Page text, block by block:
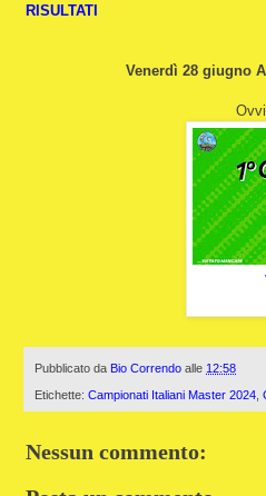
RISULTATI
Venerdì 28 giugno
Pubblicato da Bio Correndo alle 12:58
Etichette: Campionati Italiani Master 2024
Nessun commento: